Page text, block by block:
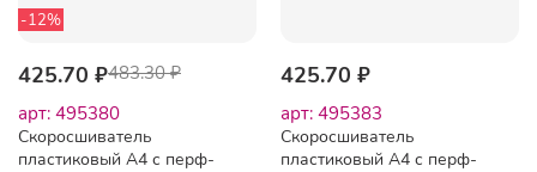
-12%
425.70 ₽483.30 ₽
арт: 495380
Скоросшиватель
пластиковый А4 с перф-
425.70 ₽
арт: 495383
Скоросшиватель
пластиковый А4 с перф-